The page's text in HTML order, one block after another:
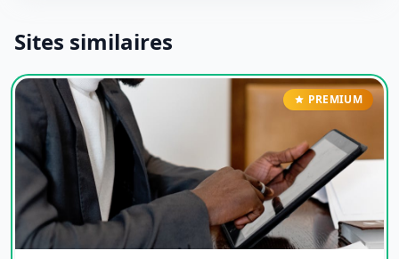
Sites similaires
PREMIUM